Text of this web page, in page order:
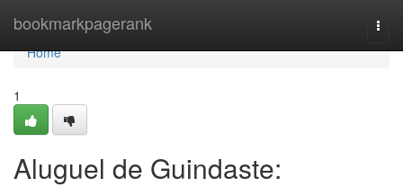
bookmarkpagerank
Home
Home
1
Aluguel de Guindaste: